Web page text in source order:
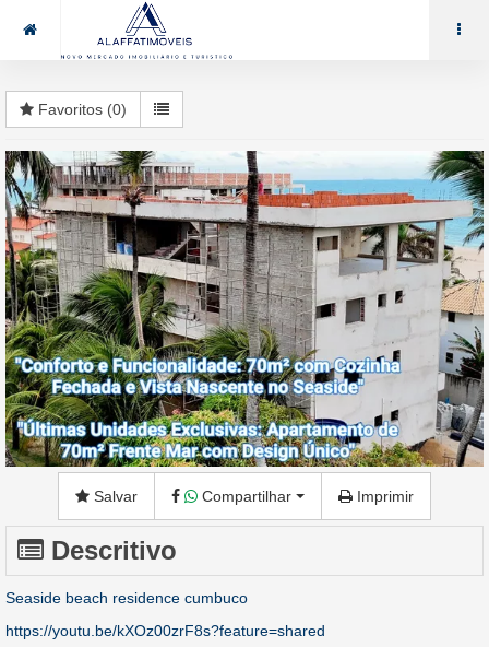
85 99969.7464 alaffat@gmail.com
Favoritos (0)
Salvar Compartilhar Imprimir
Descritivo
Seaside beach residence cumbuco
https://youtu.be/kXOz00zrF8s?feature=shared